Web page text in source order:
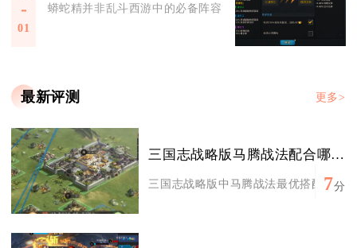
01
蟒蛇精并非乱斗西游中的必备阵容核心，而是中低端局与特
最新评测 更多>
三国志战略版马腾战法配合哪种阵容效果更好
三国志战略版中马腾战法最优搭配为马
7分